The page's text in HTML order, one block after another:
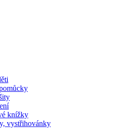
knížky
vystřihovánky